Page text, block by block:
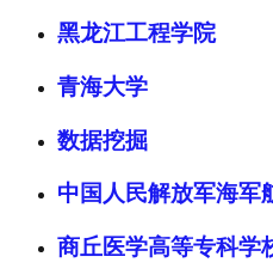
黑龙江工程学院
青海大学
数据挖掘
中国人民解放军海军
商丘医学高等专科学